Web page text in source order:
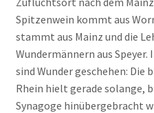
Spitzenwein kommt aus
stammt aus Mainz und die
Wundermännern aus
sind Wunder geschehen: Die
Rhein hielt gerade solange,
Synagoge hinübergebracht